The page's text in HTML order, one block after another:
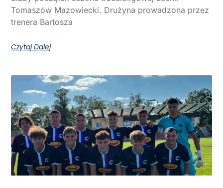
Tomaszów Mazowiecki. Drużyna prowadzona przez
trenera Bartosza
Czytaj Dalej